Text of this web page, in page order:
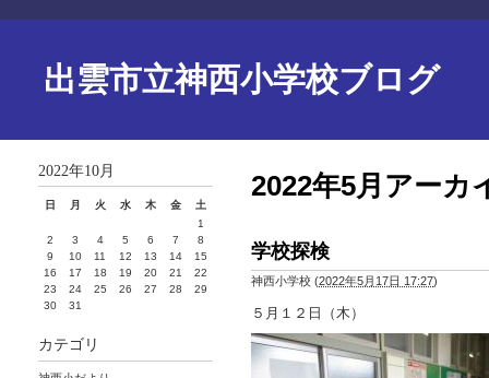
出雲市立神西小学校ブログ
2022年5月アーカ
学校探検
神西小学校 (2022年5月17日 17:27)
５月１２日（木）
2022年10月
日 月 火 水 木 金
土
1
2
3 4 5 6 7
8
9
10 11 12 13 14
15
16
17 18 19 20 21
22
23
24 25 26 27 28
29
30
31
カテゴリ